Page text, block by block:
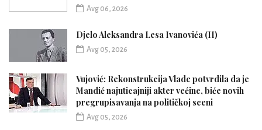
Avg 06, 2026
Djelo Aleksandra Lesa Ivanovića (II)
Avg 05, 2026
Vujović: Rekonstrukcija Vlade potvrdila da je
Mandić najuticajniji akter većine, biće novih
pregrupisavanja na političkoj sceni
Avg 05, 2026